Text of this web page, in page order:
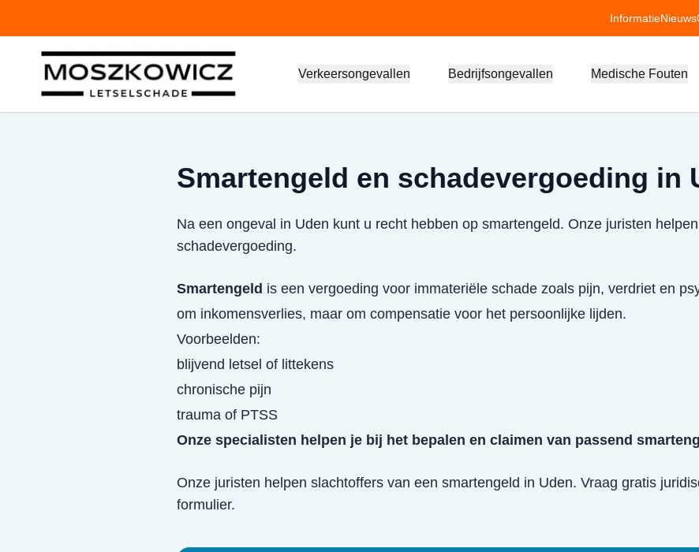
InformatieNieuws
Verkeersongevallen Bedrijfsongevallen Medische Fouten
Smartengeld en schadevergoeding in
Na een ongeval in Uden kunt u recht hebben op smartengeld. Onze juristen
schadevergoeding.
Smartengeld is een vergoeding voor immateriële schade zoals pijn, verdriet en
om inkomensverlies, maar om compensatie voor het persoonlijke lijden.
Voorbeelden:
blijvend letsel of littekens
chronische pijn
trauma of PTSS
Onze specialisten helpen je bij het bepalen en claimen van passend
Onze juristen helpen slachtoffers van een smartengeld in Uden. Vraag gratis
formulier.